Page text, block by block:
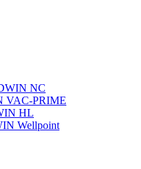
NC
VAC-PRIME
HL
Wellpoint